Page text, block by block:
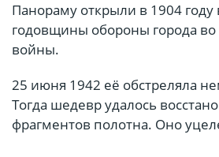
Панораму открыли в 1904 году
годовщины обороны города
войны.
25 июня 1942 её обстреляла
Тогда шедевр удалось
фрагментов полотна. Оно